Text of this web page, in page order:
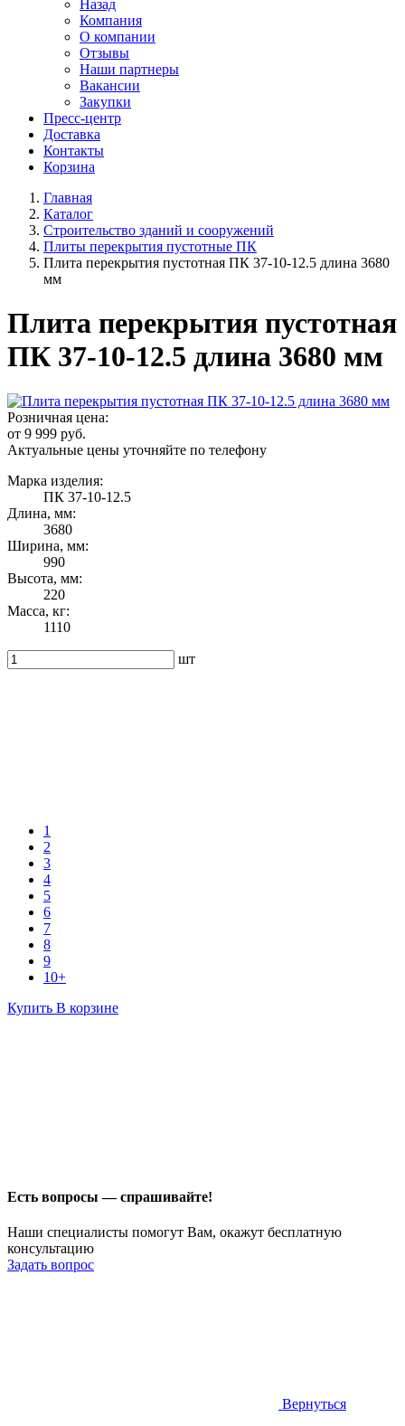
Назад
Компания
О компании
Отзывы
Наши партнеры
Вакансии
Закупки
Пресс-центр
Доставка
Контакты
Корзина
Главная
Каталог
Строительство зданий и сооружений
Плиты перекрытия пустотные ПК
Плита перекрытия пустотная ПК 37-10-12.5 длина 3680
мм
Плита перекрытия пустотная
ПК 37-10-12.5 длина 3680 мм
Розничная цена:
от 9 999 руб.
Актуальные цены уточняйте по телефону
Марка изделия:
ПК 37-10-12.5
Длина, мм:
3680
Ширина, мм:
990
Высота, мм:
220
Масса, кг:
1110
шт
1
2
3
4
5
6
7
8
9
10+
Купить В корзине
Есть вопросы — спрашивайте!
Наши специалисты помогут Вам, окажут бесплатную
консультацию
Задать вопрос
Вернуться